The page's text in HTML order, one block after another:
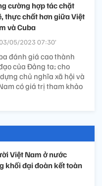
cường hợp tác chặt
thực chất hơn giữa Việt
và Cuba
05/2023 07:30’
đánh giá cao thành
của Đảng ta; cho
chủ nghĩa xã hội và
có giá trị tham khảo
Việt Nam ở nước
khối đại đoàn kết toàn